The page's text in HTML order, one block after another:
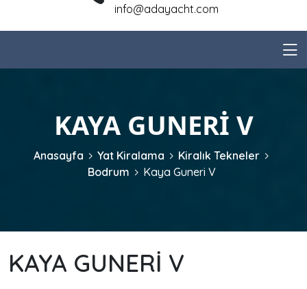
info@adayacht.com
KAYA GUNERI V
Anasayfa Yat Kiralama
Kiralık Tekneler
Bodrum
Kaya Guneri V
KAYA GUNERI V